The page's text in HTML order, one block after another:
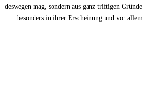
deswegen mag, sondern aus ganz triftigen
besonders in ihrer Erscheinung und vor